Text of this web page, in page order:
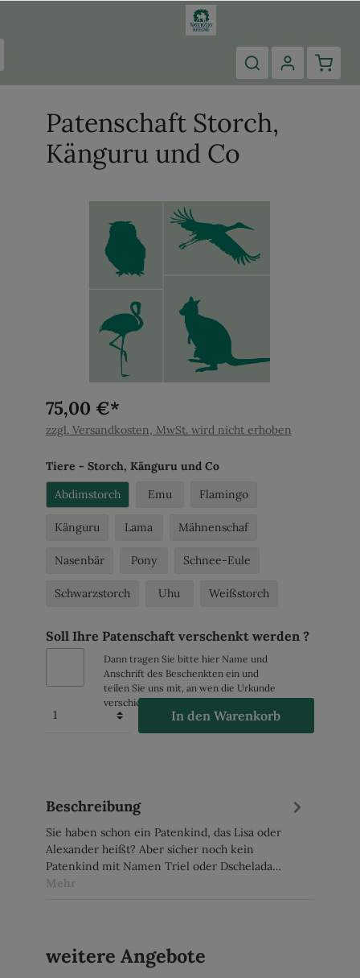
Patenschaft Storch,
Känguru und Co
75,00 €*
zzgl. Versandkosten, MwSt. wird nicht erhoben
Tiere - Storch, Känguru und Co
Abdimstorch
Emu Flamingo
Känguru Lama Mähnenschaf
Nasenbär Pony Schnee-Eule
Schwarzstorch Uhu Weißstorch
Soll Ihre Patenschaft verschenkt werden ?
Dann tragen Sie bitte hier Name und
Anschrift des Beschenkten ein und
teilen Sie uns mit, an wen die Urkunde
verschickt werden soll.
In den Warenkorb
Beschreibung
Sie haben schon ein Patenkind, das Lisa oder
Alexander heißt? Aber sicher noch kein
Patenkind mit Namen Triel oder Dschelada…
Mehr
weitere Angebote